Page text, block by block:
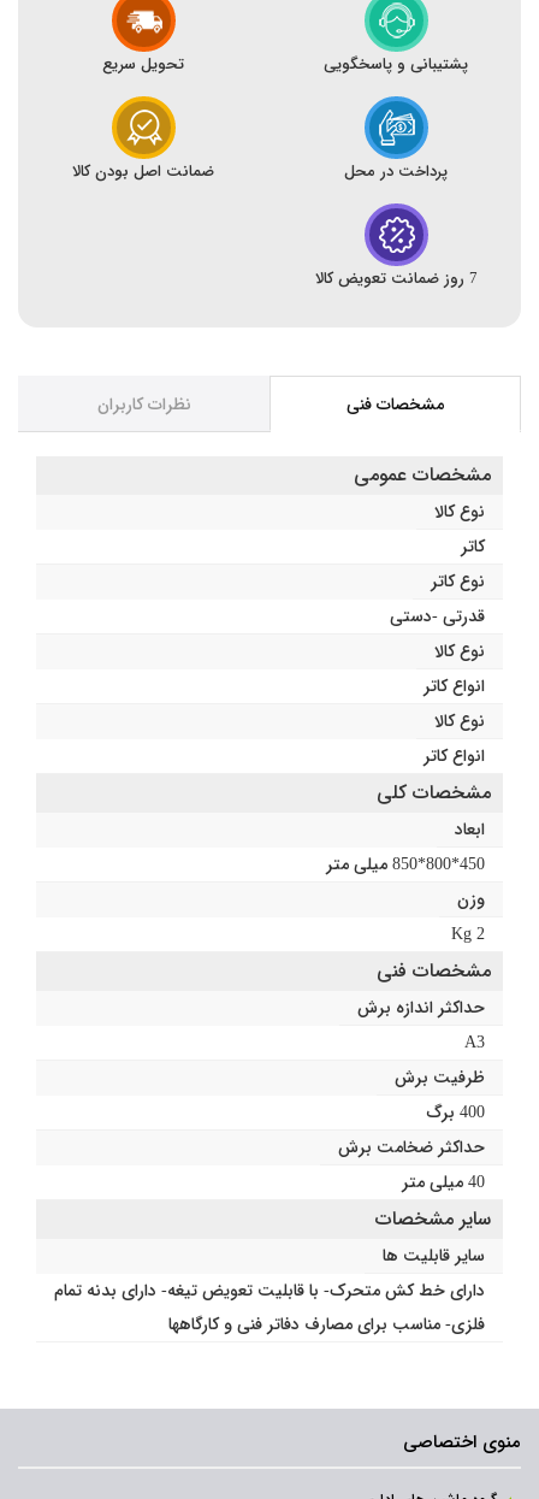
پشتیبانی و پاسخگویی تحویل سریع
پرداخت در محل ضمانت اصل بودن کالا
7 روز ضمانت تعویض کالا
مشخصات فنی نظرات کاربران
مشخصات عمومی
نوع کالا
کاتر
نوع کاتر
قدرتی -دستی
نوع کالا
انواع کاتر
نوع کالا
انواع کاتر
مشخصات کلی
ابعاد
450*800*850 میلی متر
وزن
2 Kg
مشخصات فنی
حداکثر اندازه برش
A3
ظرفیت برش
400 برگ
حداکثر ضخامت برش
40 میلی متر
سایر مشخصات
سایر قابلیت ها
دارای خط کش متحرک- با قابلیت تعویض تیغه- دارای بدنه تمام
فلزی- مناسب برای مصارف دفاتر فنی و کارگاهها
منوی اختصاصی